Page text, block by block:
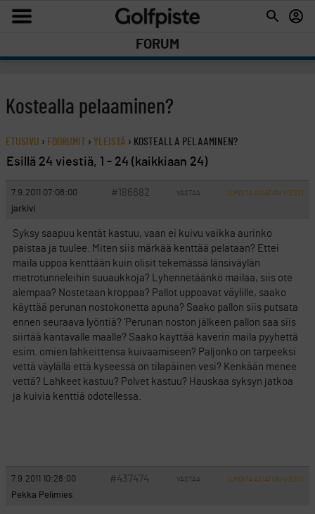
FORUM
Kostealla pelaaminen?
ETUSIVU › FOORUMIT › YLEISTÄ › KOSTEALLA PELAAMINEN?
Esillä 24 viestiä, 1 - 24 (kaikkiaan 24)
7.9.2011 07:08:00 #186682 VASTAA ILMOITA ASIATON VIESTI
jarkivi
Syksy saapuu kentät kastuu, vaan ei kuivu vaikka aurinko
paistaa ja tuulee. Miten siis märkää kenttää pelataan? Ettei
maila uppoa kenttään kuin olisit tekemässä länsiväylän
metrotunneleihin suuaukkoja? Lyhennetäänkö mailaa, siis ote
alempaa? Nostetaan kroppaa? Pallot uppoavat väylille, saako
käyttää perunan nostokonetta apuna? Saako pallon siis putsata
ennen seuraava lyöntiä? ’Perunan noston jälkeen pallon saa siis
siirtää kantavalle maalle? Saako käyttää kaverin maila pyyhettä
esim. omien lahkeittensa kuivaamiseen? Paljonko on tarpeeksi
vettä väylällä että kyseessä on tilapäinen vesi? Kenkään menee
vettä? Lahkeet kastuu? Polvet kastuu? Hauskaa syksyn jatkoa
ja kuivia kenttiä odotellessa.
7.9.2011 10:28:00 #437474 VASTAA ILMOITA ASIATON VIESTI
Pekka Pelimies